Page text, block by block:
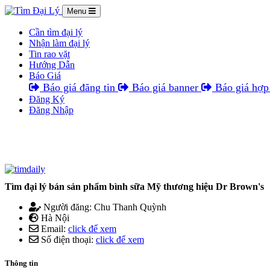
Menu
Cần tìm đại lý
Nhận làm đại lý
Tin rao vặt
Hướng Dẫn
Báo Giá
Báo giá đăng tin Báo giá banner Báo giá
Đăng Ký
Đăng Nhập
Tìm đại lý bán sản phẩm bình sữa Mỹ thương hiệu Dr Brown's
Người đăng: Chu Thanh Quỳnh
Hà Nội
Email: click để xem
Số điện thoại: click để xem
Thông tin